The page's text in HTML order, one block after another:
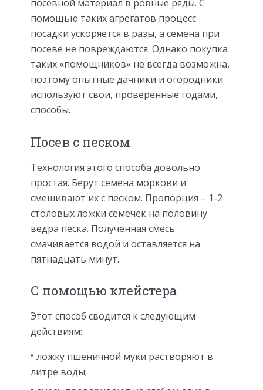
посевной материал в ровные ряды. С
помощью таких агрегатов процесс
посадки ускоряется в разы, а семена при
посеве не повреждаются. Однако покупка
таких «помощников» не всегда возможна,
поэтому опытные дачники и огородники
используют свои, проверенные годами,
способы.
Посев с песком
Технология этого способа довольно
простая. Берут семена моркови и
смешивают их с песком. Пропорция – 1-2
столовых ложки семечек на половину
ведра песка. Полученная смесь
смачивается водой и оставляется на
пятнадцать минут.
С помощью клейстера
Этот способ сводится к следующим
действиям:
ложку пшеничной муки растворяют в
литре воды;